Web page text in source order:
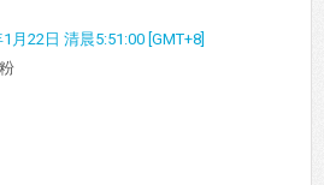
月22日 清晨5:51:00 [GMT+8]